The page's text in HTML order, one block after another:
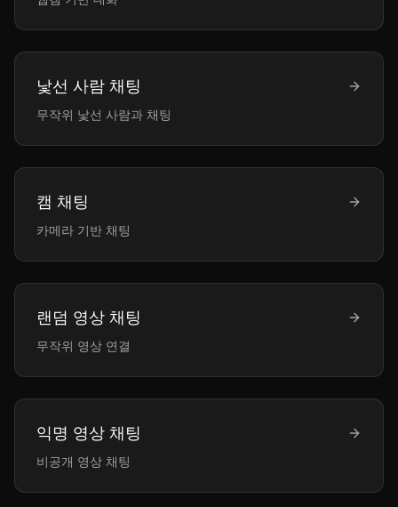
낯선 사람 채팅
무작위 낯선 사람과 채팅
캠 채팅
카메라 기반 채팅
랜덤 영상 채팅
무작위 영상 연결
익명 영상 채팅
비공개 영상 채팅